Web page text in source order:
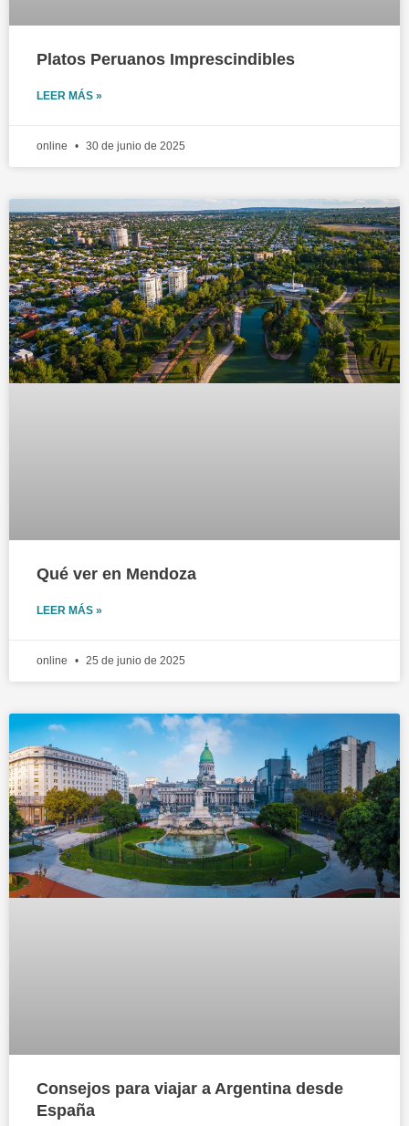
Platos Peruanos Imprescindibles
LEER MÁS »
online 30 de junio de 2025
Qué ver en Mendoza
LEER MÁS »
online 25 de junio de 2025
Consejos para viajar a Argentina desde
España